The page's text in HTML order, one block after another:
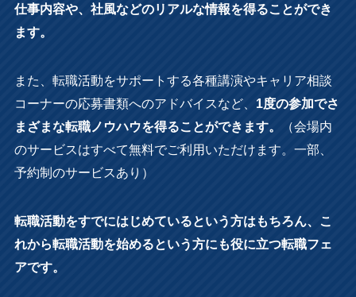
仕事内容や、社風などのリアルな情報を得ることができ
ます。
また、転職活動をサポートする各種講演やキャリア相談
コーナーの応募書類へのアドバイスなど、 1度の参加でさ
まざまな転職ノウハウを得ることができます。
（会場内
のサービスはすべて無料でご利用いただけます。一部、
予約制のサービスあり）
転職活動をすでにはじめているという方はもちろん、こ
れから転職活動を始めるという方にも役に立つ転職フェ
アです。